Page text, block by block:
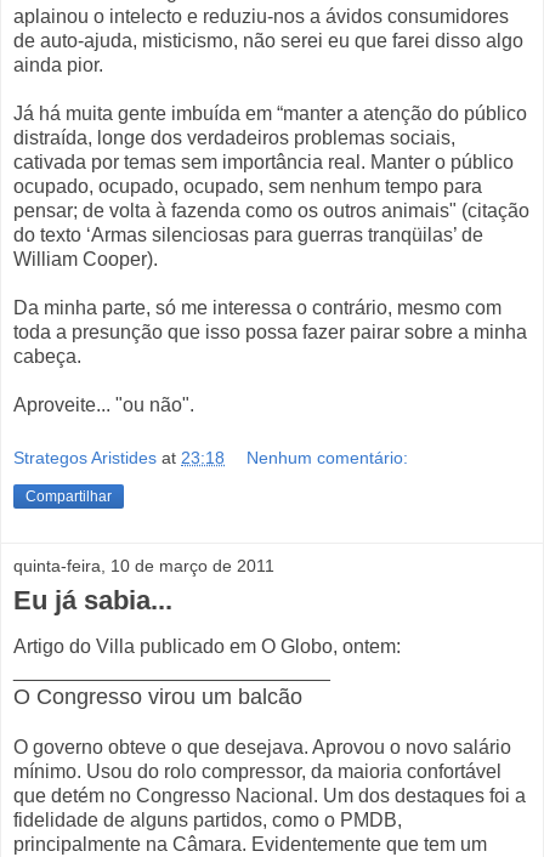
aplainou o intelecto e reduziu-nos a ávidos consumidores
de auto-ajuda, misticismo, não serei eu que farei disso algo
ainda pior.
Já há muita gente imbuída em “manter a atenção do público
distraída, longe dos verdadeiros problemas sociais,
cativada por temas sem importância real. Manter o público
ocupado, ocupado, ocupado, sem nenhum tempo para
pensar; de volta à fazenda como os outros animais" (citação
do texto ‘Armas silenciosas para guerras tranqüilas’ de
William Cooper).
Da minha parte, só me interessa o contrário, mesmo com
toda a presunção que isso possa fazer pairar sobre a minha
cabeça.
Aproveite... "ou não".
Strategos Aristides at 23:18 Nenhum comentário:
Compartilhar
quinta-feira, 10 de março de 2011
Eu já sabia...
Artigo do Villa publicado em O Globo, ontem:
O Congresso virou um balcão
O governo obteve o que desejava. Aprovou o novo salário
mínimo. Usou do rolo compressor, da maioria confortável
que detém no Congresso Nacional. Um dos destaques foi a
fidelidade de alguns partidos, como o PMDB,
principalmente na Câmara. Evidentemente que tem um